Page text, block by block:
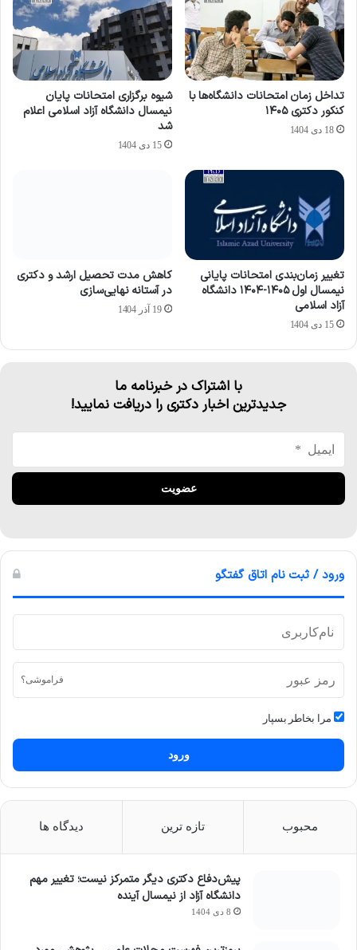
تداخل زمان امتحانات دانشگاه‌ها با
کنکور دکتری ۱۴۰۵
18 دی 1404
شیوه برگزاری امتحانات پایان
نیمسال دانشگاه آزاد اسلامی اعلام
شد
15 دی 1404
تغییر زمان‌بندی امتحانات پایانی
نیمسال اول ۱۴۰۵-۱۴۰۴ دانشگاه
آزاد اسلامی
15 دی 1404
کاهش مدت تحصیل ارشد و دکتری
در آستانه نهایی‌سازی
19 آذر 1404
با اشتراک در خبرنامه ما
جدیدترین اخبار دکتری را دریافت نمایید!
ورود / ثبت نام اتاق گفتگو
فراموشی؟
مرا بخاطر بسپار
ورود
محبوب تازه ترین دیدگاه ها
پیش‌دفاع دکتری دیگر متمرکز نیست؛ تغییر مهم
دانشگاه آزاد از نیمسال آینده
8 دی 1404